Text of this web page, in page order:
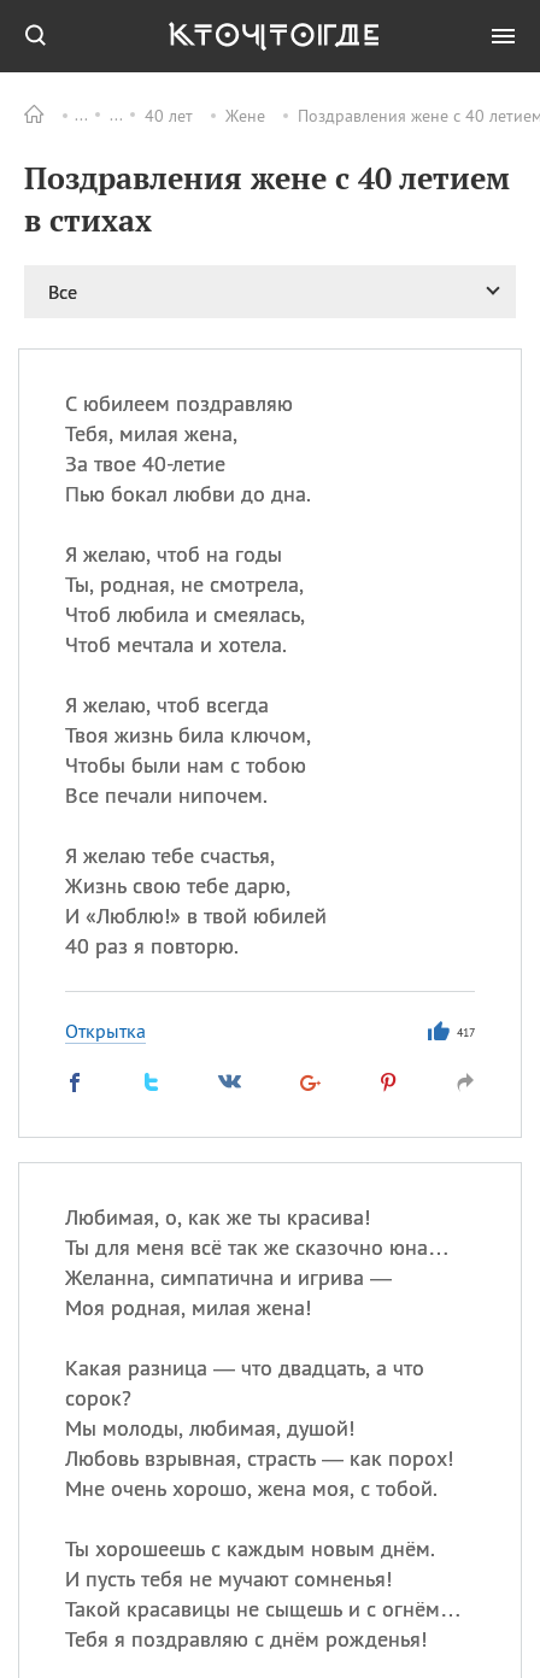
40 лет Жене Поздравления жене с 40
Поздравления жене с 40 летием
в стихах
Все
С юбилеем поздравляю
Тебя, милая жена,
За твое 40-летие
Пью бокал любви до дна.
Я желаю, чтоб на годы
Ты, родная, не смотрела,
Чтоб любила и смеялась,
Чтоб мечтала и хотела.
Я желаю, чтоб всегда
Твоя жизнь била ключом,
Чтобы были нам с тобою
Все печали нипочем.
Я желаю тебе счастья,
Жизнь свою тебе дарю,
И «Люблю!» в твой юбилей
40 раз я повторю.
Открытка 417
Любимая, о, как же ты красива!
Ты для меня всё так же сказочно юна…
Желанна, симпатична и игрива —
Моя родная, милая жена!
Какая разница — что двадцать, а что
сорок?
Мы молоды, любимая, душой!
Любовь взрывная, страсть — как порох!
Мне очень хорошо, жена моя, с тобой.
Ты хорошеешь с каждым новым днём.
И пусть тебя не мучают сомненья!
Такой красавицы не сыщешь и с огнём…
Тебя я поздравляю с днём рожденья!
ПРАЗДНИКИ Все
06.08 Преображение
Господне у западных
Романа и Давида
07.08
ИМЕНА
Сегодня празднуют именины
Анатолий
,Еще
Посмотреть значение
происхождение